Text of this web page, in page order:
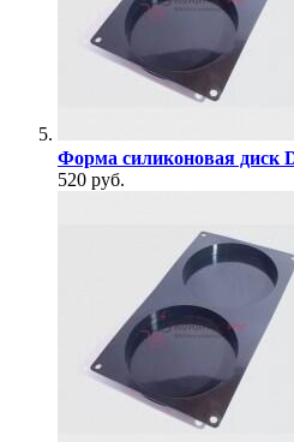
Форма силиконовая диск
520 руб.